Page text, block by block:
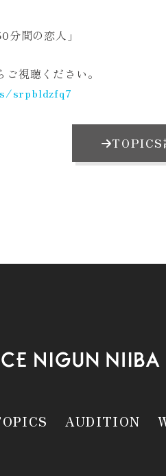
分間の恋人」
視聴ください。
srpbldzfq7
TOPICS
AUDITION